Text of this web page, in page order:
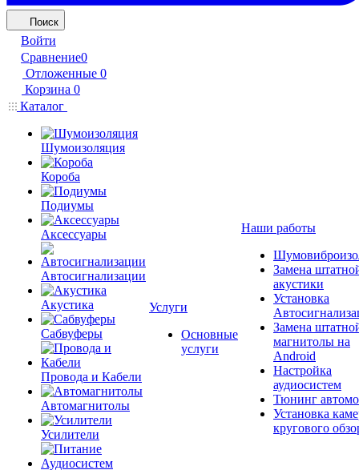
Поиск
Войти
Сравнение0
Отложенные 0
Корзина 0
Каталог
Шумоизоляция
Короба
Подиумы
Аксессуары
Автосигнализации
Акустика
Сабвуферы
Провода и Кабели
Автомагнитолы
Усилители
Услуги
Основные
услуги
Наши работы
Замена
акустики
Установка
Замена
магнитолы на
Android
Настройка
аудиосистем
Тюнинг
Установка
кругового